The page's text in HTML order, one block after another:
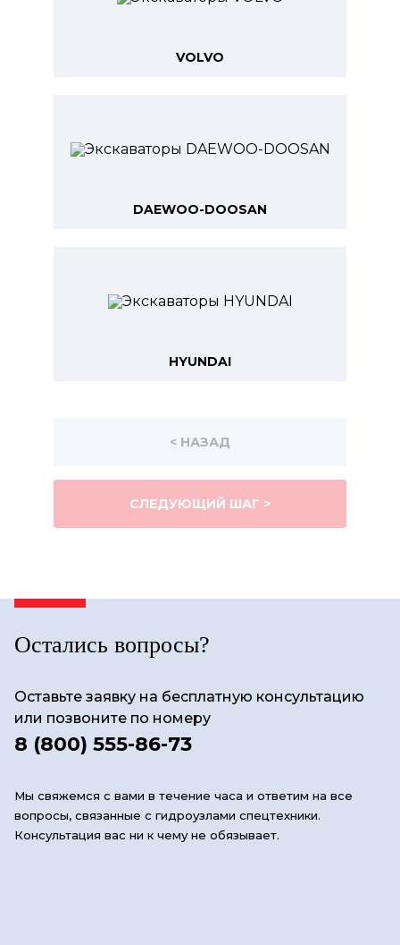
VOLVO
DAEWOO-DOOSAN
HYUNDAI
< НАЗАД
СЛЕДУЮЩИЙ ШАГ >
Остались вопросы?
Оставьте заявку на бесплатную консультацию
или позвоните по номеру
8 (800) 555-86-73
Мы свяжемся с вами в течение часа и ответим на все
вопросы, связанные с гидроузлами спецтехники.
Консультация вас ни к чему не обязывает.